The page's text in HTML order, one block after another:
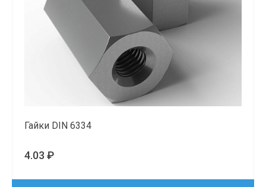
Гайки DIN 6334
4.03 ₽